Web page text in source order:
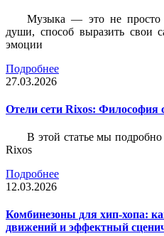
Музыка — это не просто
души, способ выразить свои
эмоции
Подробнее
27.03.2026
Отели сети Rixos: Философия
В этой статье мы подробно
Rixos
Подробнее
12.03.2026
Комбинезоны для хип-хопа:
движений и эффектный